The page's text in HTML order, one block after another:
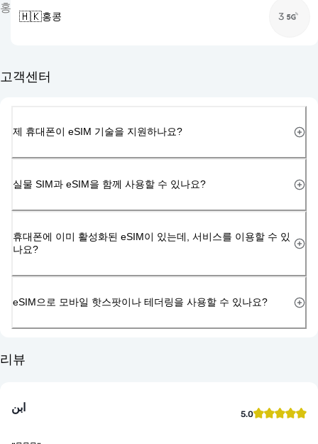
홍
🇭🇰홍콩 3
고객센터
제 휴대폰이 eSIM 기술을 지원하나요?
실물 SIM과 eSIM을 함께 사용할 수 있나요?
휴대폰에 이미 활성화된 eSIM이 있는데, 서비스를 이용할 수 있
나요?
eSIM으로 모바일 핫스팟이나 테더링을 사용할 수 있나요?
리뷰
ابن 5.0